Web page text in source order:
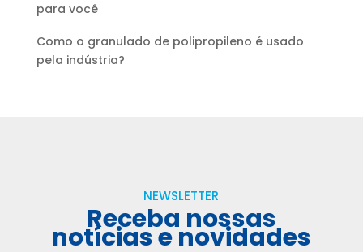
para você
Como o granulado de polipropileno é usado
pela indústria?
NEWSLETTER
Receba nossas
notícias e novidades